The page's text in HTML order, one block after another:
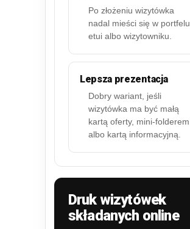
Po złożeniu wizytówka
nadal mieści się w portfelu,
etui albo wizytowniku.
Lepsza prezentacja
Dobry wariant, jeśli
wizytówka ma być małą
kartą oferty, mini-folderem
albo kartą informacyjną.
Druk wizytówek
składanych online